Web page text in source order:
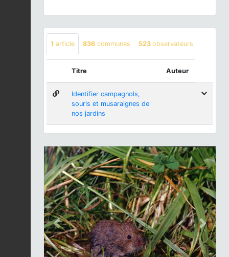
1 article 836 communes 523 observateurs
Titre Auteur
Identifier campagnols,
souris et musaraignes de
nos jardins
Previous Next